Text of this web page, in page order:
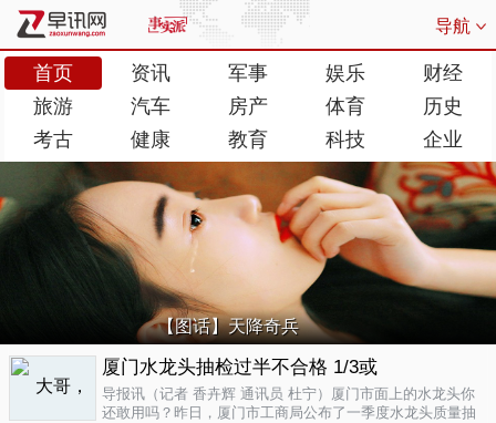
导航
首页 资讯 军事 娱乐
财经
旅游
汽车 房产 体育
历史
考古
健康 教育 科技 企业
【图话】天降奇兵
厦门水龙头抽检过半不合格 1/3或
导报讯（记者 香卉辉 通讯员 杜宁）厦门市面上的水龙头你
还敢用吗？昨日，厦门市工商局公布了一季度水龙头质量抽